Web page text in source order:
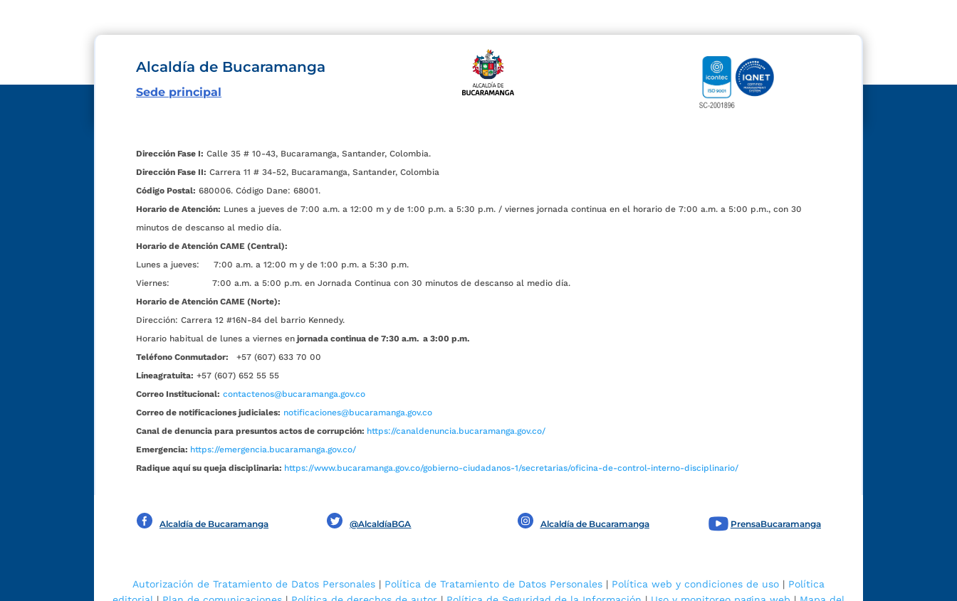
Alcaldía de Bucaramanga
Sede principal
Dirección Fase I: Calle 35 # 10-43, Bucaramanga, Santander, Colombia.
Dirección Fase II: Carrera 11 # 34-52, Bucaramanga, Santander, Colombia
Código Postal: 680006. Código Dane: 68001.
Horario de Atención: Lunes a jueves de 7:00 a.m. a 12:00 m y de 1:00 p.m. a 5:30 p.m. / viernes jornada continua en el horario de 7:00 a.m. a 5:00 p.m., con 30
minutos de descanso al medio día.
Horario de Atención CAME (Central):
Lunes a jueves: 7:00 a.m. a 12:00 m y de 1:00 p.m. a 5:30 p.m.
Viernes: 7:00 a.m. a 5:00 p.m. en Jornada Continua con 30 minutos de descanso al medio día.
Horario de Atención CAME (Norte):
Dirección: Carrera 12 #16N-84 del barrio Kennedy.
Horario habitual de lunes a viernes en jornada continua de 7:30 a.m. a 3:00 p.m.
Teléfono Conmutador:
+57 (607) 633 70 00
Líneagratuita: +57 (607) 652 55 55
Correo Institucional: contactenos@bucaramanga.gov.co
Correo de notificaciones judiciales: notificaciones@bucaramanga.gov.co
Canal de denuncia para presuntos actos de corrupción: https://canaldenuncia.bucaramanga.gov.co/
Emergencia: https://emergencia.bucaramanga.gov.co/
Radique aquí su queja disciplinaria: https://www.bucaramanga.gov.co/gobierno-ciudadanos-1/secretarias/oficina-de-control-interno-disciplinario/
Alcaldía de Bucaramanga @AlcaldíaBGA Alcaldía de Bucaramanga PrensaBucaramanga
Autorización de Tratamiento de Datos Personales | Política de Tratamiento de Datos Personales | Política web y condiciones de uso | Política